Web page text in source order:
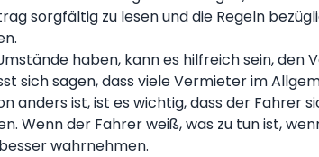
sorgfältig zu lesen und die Regeln
haben, kann es hilfreich sein, den
sich sagen, dass viele Vermieter im
anders ist, ist es wichtig, dass der Fahrer
Wenn der Fahrer weiß, was zu tun ist,
wahrnehmen.